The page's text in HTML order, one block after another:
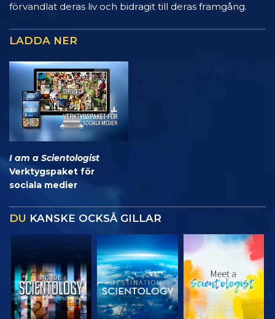
förvandlat deras liv och bidragit till deras framgång.
LADDA NER
I am a Scientologist
Verktygspaket för
sociala medier
DU KANSKE OCKSÅ GILLAR